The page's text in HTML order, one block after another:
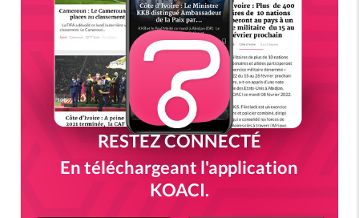
RESTEZ CONNECTÉ
En téléchargeant l'application
KOACI.